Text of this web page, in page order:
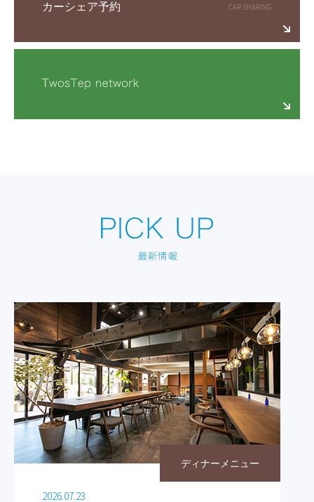
カーシェア予約
ディナーメニュー
2026.07.23